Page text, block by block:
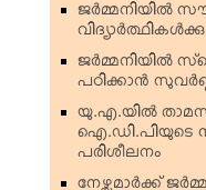
ജര്‍മ്മനിയില്‍
ജര്‍മ്മനിയില്‍
പഠിക്കാന്‍
യു.എ.യില്‍
പരിശീലനം